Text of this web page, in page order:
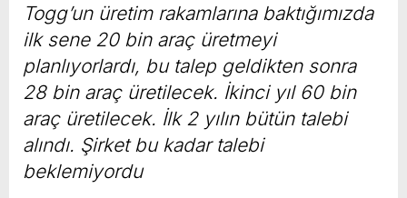
Togg’un üretim rakamlarına baktığımızda
ilk sene 20 bin araç üretmeyi
planlıyorlardı, bu talep geldikten sonra
28 bin araç üretilecek. İkinci yıl 60 bin
araç üretilecek. İlk 2 yılın bütün talebi
alındı. Şirket bu kadar talebi
beklemiyordu